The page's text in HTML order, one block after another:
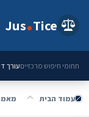
Jus Tice
תחומי חיפוש מרכזייםעורך
עמוד הבית